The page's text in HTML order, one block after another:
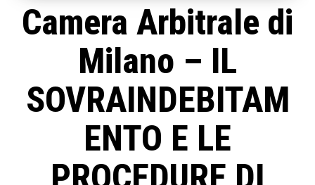
Camera Arbitrale di
Milano – IL
SOVRAINDEBITAM
ENTO E LE